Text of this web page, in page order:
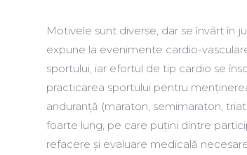
Motivele sunt diverse, dar se învârt în
expune la evenimente cardio-
sportului, iar efortul de tip cardio se
practicarea sportului pentru
anduranță (maraton, semimaraton,
foarte lung, pe care puțini dintre
refacere și evaluare medicală